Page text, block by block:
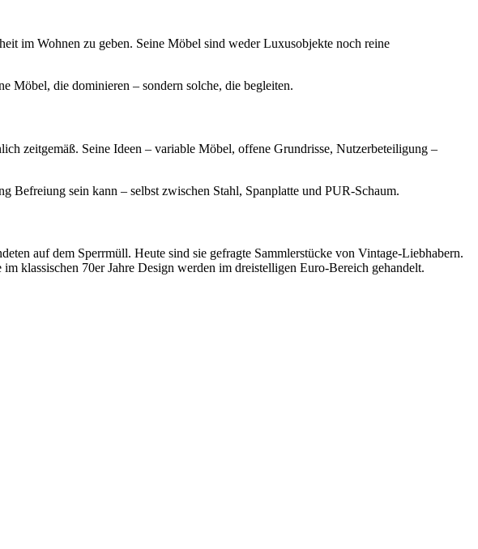
im Wohnen zu geben. Seine Möbel sind weder Luxusobjekte noch reine
Möbel, die dominieren – sondern solche, die begleiten.
zeitgemäß. Seine Ideen – variable Möbel, offene Grundrisse, Nutzerbeteiligung –
sein kann – selbst zwischen Stahl, Spanplatte und PUR-Schaum.
auf dem Sperrmüll. Heute sind sie gefragte Sammlerstücke von Vintage-Liebhabern.
klassischen 70er Jahre Design werden im dreistelligen Euro-Bereich gehandelt.